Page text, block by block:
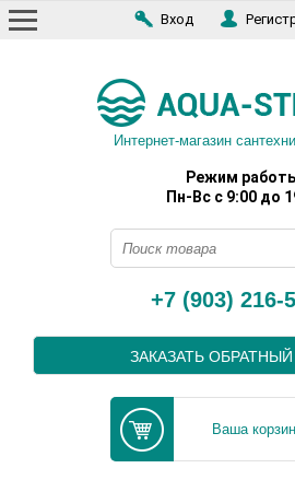
Вход
Интернет-магазин
Режим
Пн-Вс с 9:00 до
+7 (903) 216-
ЗАКАЗАТЬ
Ваша